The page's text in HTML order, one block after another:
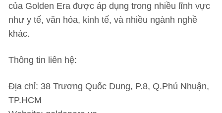
của Golden Era được áp dụng trong nhiều lĩnh vực
như y tế, văn hóa, kinh tế, và nhiều ngành nghề
khác.
Thông tin liên hệ:
Địa chỉ: 38 Trương Quốc Dung, P.8, Q.Phú Nhuận,
TP.HCM